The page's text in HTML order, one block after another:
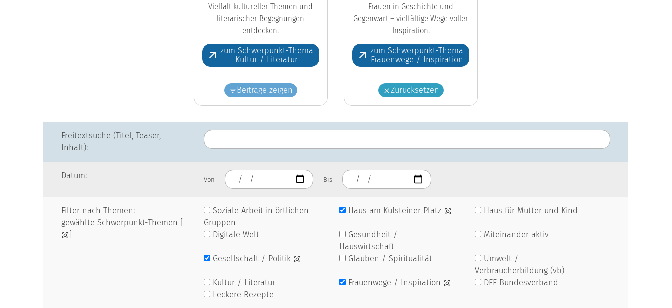
Vielfalt kultureller Themen und
literarischer Begegnungen
entdecken.
zum Schwerpunkt-Thema
Kultur / Literatur
Beiträge zeigen
Frauen in Geschichte und
Gegenwart – vielfältige Wege voller
Inspiration.
zum Schwerpunkt-Thema
Frauenwege / Inspiration
Zurücksetzen
Freitextsuche (Titel, Teaser,
Inhalt):
Datum: Von Bis
Filter nach Themen:
gewählte Schwerpunkt-Themen [
Soziale Arbeit in örtlichen
Gruppen
Haus am Kufsteiner Platz Haus für Mutter und Kind
Digitale Welt
Gesundheit /
Hauswirtschaft
Miteinander aktiv
Gesellschaft / Politik Glauben / Spiritualität
Umwelt /
Verbraucherbildung (vb)
Kultur / Literatur
Frauenwege / Inspiration
DEF Bundesverband
Leckere Rezepte